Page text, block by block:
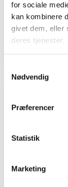
for sociale
kan kombinere
givet dem, eller
deres tjenester.
Nødvendig
Præferencer
Statistik
Marketing
Relateret
BL
2027